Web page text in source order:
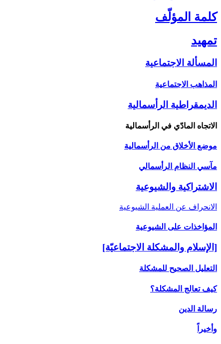
كلمة المؤلّف‏
تمهيد
المسألة الاجتماعية
المذاهب الاجتماعية
الديمقراطية الرأسمالية
الاتجاه المادّي في الرأسمالية
موضع الأخلاق من الرأسمالية
مآسي النظام الرأسمالي
الاشتراكية والشيوعية
الانحراف عن العملية الشيوعية
المؤاخذات على الشيوعية
[الإسلام والمشكلة الاجتماعيّة]
التعليل الصحيح للمشكلة
كيف تعالج المشكلة؟
رسالة الدين
وأخيراً